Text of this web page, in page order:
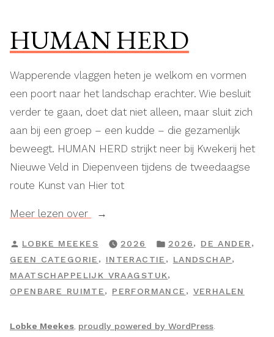
HUMAN HERD
Wapperende vlaggen heten je welkom en vormen
een poort naar het landschap erachter. Wie besluit
verder te gaan, doet dat niet alleen, maar sluit zich
aan bij een groep – een kudde – die gezamenlijk
beweegt. HUMAN HERD strijkt neer bij Kwekerij het
Nieuwe Veld in Diepenveen tijdens de tweedaagse
route Kunst van Hier tot
Meer lezen over
“HUMAN
GEPLAATST
DOOR
LOBKE MEEKES 2026
GEPLAATST
IN
2026, DE ANDER ,
GEEN CATEGORIE , INTERACTIE , LANDSCHAP,
MAATSCHAPPELIJK VRAAGSTUK,
OPENBARE RUIMTE, PERFORMANCE , VERHALEN
Lobke Meekes proudly powered by WordPress